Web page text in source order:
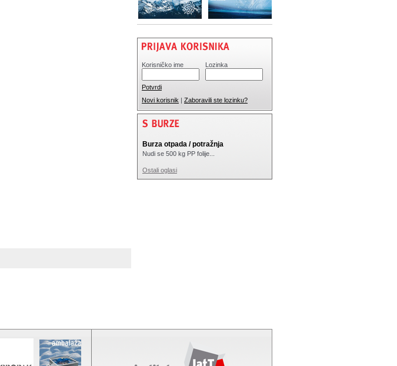
Korisničko ime Lozinka
Potvrdi
Novi korisnik | Zaboravili ste lozinku?
Burza otpada / potražnja
Nudi se 500 kg PP folije...
Ostali oglasi